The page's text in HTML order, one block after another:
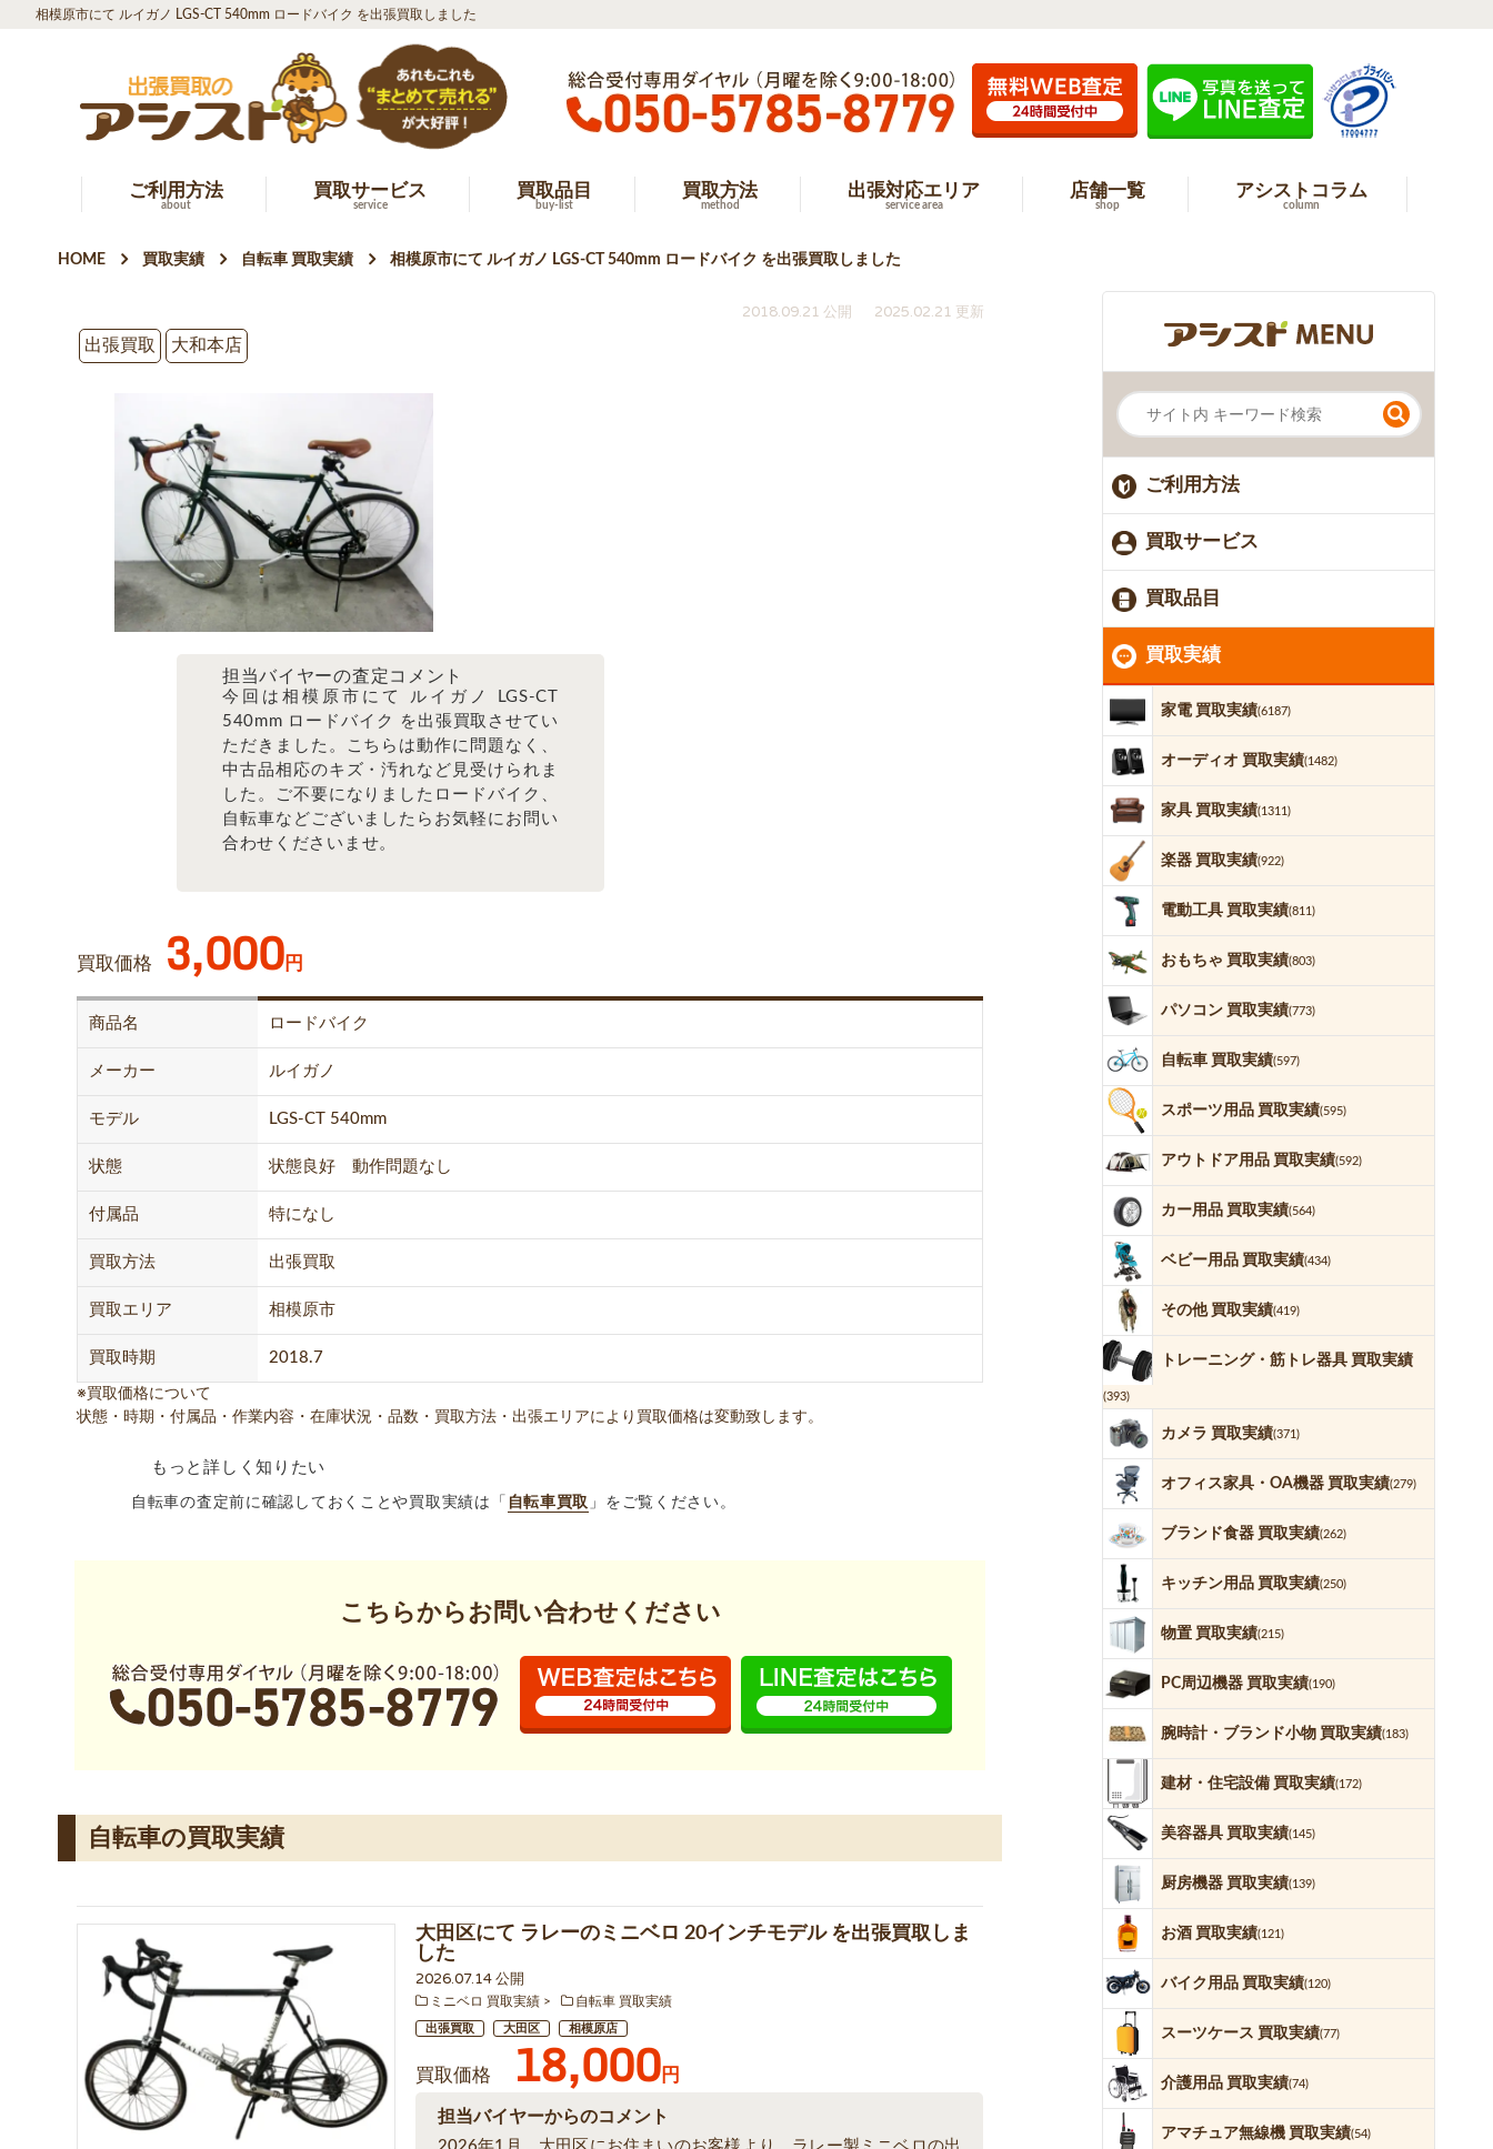
相模原市にて ルイガノ LGS-CT 540mm ロードバイク を出張買取しました
ご利用方法
about
買取サービス
service
買取品目
buy-list
買取方法
method
出張対応エリア
service area
店舗一覧
shop
アシストコラム
column
HOME 買取実績 自転車 買取実績 相模原市にて ルイガノ LGS-CT 540mm ロードバイク を出張買取しました
2018.09.21 公開
2025.02.21 更新
出張買取
大和本店
担当バイヤーの査定コメント
今回は相模原市にて ルイガノ LGS-CT
540mm ロードバイク を出張買取させてい
ただきました。こちらは動作に問題なく、
中古品相応のキズ・汚れなど見受けられま
した。ご不要になりましたロードバイク、
自転車などございましたらお気軽にお問い
合わせくださいませ。
買取価格 3,000円
商品名 ロードバイク
メーカー ルイガノ
モデル LGS-CT 540mm
状態 状態良好 動作問題なし
付属品 特になし
買取方法 出張買取
買取エリア 相模原市
買取時期 2018.7
※買取価格について
状態・時期・付属品・作業内容・在庫状況・品数・買取方法・出張エリアにより買取価格は変動致します。
もっと詳しく知りたい
自転車の査定前に確認しておくことや買取実績は「 自転車買取 」をご覧ください。
こちらからお問い合わせください
自転車の買取実績
大田区にて ラレーのミニベロ 20インチモデル を出張買取しま
した
2026.07.14 公開
ミニベロ 買取実績 自転車 買取実績
出張買取 大田区 相模原店
買取価格 18,000円
担当バイヤーからのコメント
ご利用方法
買取サービス
買取品目
買取実績
家電 買取実績(6187)
オーディオ 買取実績(1482)
家具 買取実績(1311)
楽器 買取実績(922)
電動工具 買取実績(811)
おもちゃ 買取実績(803)
パソコン 買取実績(773)
自転車 買取実績(597)
スポーツ用品 買取実績(595)
アウトドア用品 買取実績(592)
カー用品 買取実績(564)
ベビー用品 買取実績(434)
その他 買取実績(419)
トレーニング・筋トレ器具 買取実績
(393)
カメラ 買取実績(371)
オフィス家具・OA機器 買取実績(279)
ブランド食器 買取実績(262)
キッチン用品 買取実績(250)
物置 買取実績(215)
PC周辺機器 買取実績(190)
腕時計・ブランド小物 買取実績(183)
建材・住宅設備 買取実績(172)
美容器具 買取実績(145)
厨房機器 買取実績(139)
お酒 買取実績(121)
バイク用品 買取実績(120)
スーツケース 買取実績(77)
介護用品 買取実績(74)
アマチュア無線機 買取実績(54)